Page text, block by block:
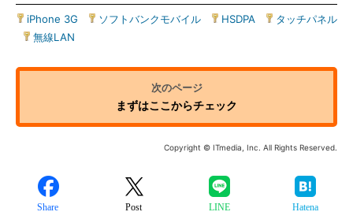
iPhone 3G ソフトバンクモバイル HSDPA
タッチパネル
無線LAN
まずはここからチェック
Copyright © ITmedia, Inc. All Rights Reserved.
Share Post LINE Hatena